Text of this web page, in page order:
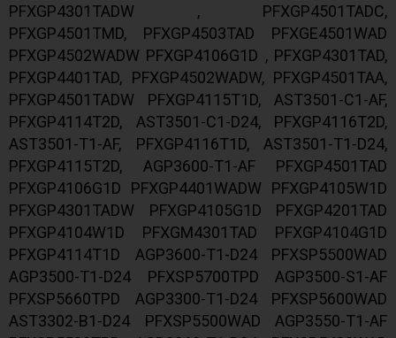
PFXGP4301TADW , PFXGP4501TADC,
PFXGP4501TMD, PFXGP4503TAD PFXGE4501WAD
PFXGP4502WADW PFXGP4106G1D , PFXGP4301TAD,
PFXGP4401TAD, PFXGP4502WADW, PFXGP4501TAA,
PFXGP4501TADW PFXGP4115T1D, AST3501-C1-AF,
PFXGP4114T2D, AST3501-C1-D24, PFXGP4116T2D,
AST3501-T1-AF, PFXGP4116T1D, AST3501-T1-D24,
PFXGP4115T2D, AGP3600-T1-AF PFXGP4501TAD
PFXGP4106G1D PFXGP4401WADW PFXGP4105W1D
PFXGP4301TADW PFXGP4105G1D PFXGP4201TAD
PFXGP4104W1D PFXGM4301TAD PFXGP4104G1D
PFXGP4114T1D AGP3600-T1-D24 PFXSP5500WAD
AGP3500-T1-D24 PFXSP5700TPD AGP3500-S1-AF
PFXSP5660TPD AGP3300-T1-D24 PFXSP5600WAD
AST3302-B1-D24 PFXSP5500WAD AGP3550-T1-AF